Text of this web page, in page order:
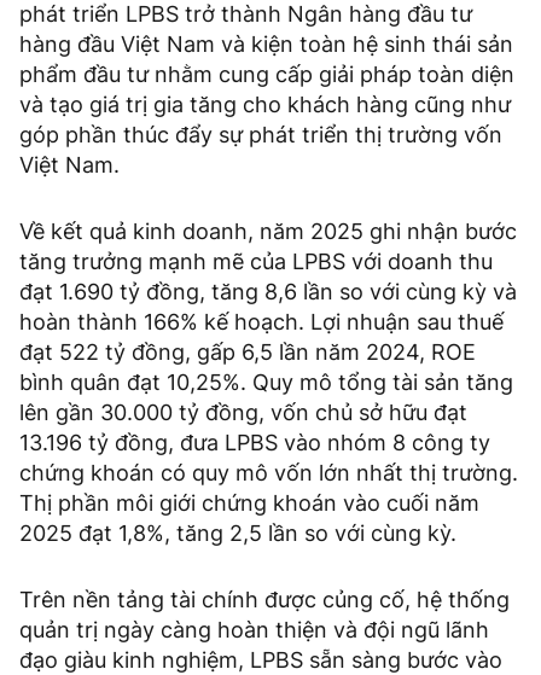
phát triển LPBS trở thành Ngân hàng đầu tư
hàng đầu Việt Nam và kiện toàn hệ sinh thái sản
phẩm đầu tư nhằm cung cấp giải pháp toàn diện
và tạo giá trị gia tăng cho khách hàng cũng như
góp phần thúc đẩy sự phát triển thị trường vốn
Việt Nam.
Về kết quả kinh doanh, năm 2025 ghi nhận bước
tăng trưởng mạnh mẽ của LPBS với doanh thu
đạt 1.690 tỷ đồng, tăng 8,6 lần so với cùng kỳ và
hoàn thành 166% kế hoạch. Lợi nhuận sau thuế
đạt 522 tỷ đồng, gấp 6,5 lần năm 2024, ROE
bình quân đạt 10,25%. Quy mô tổng tài sản tăng
lên gần 30.000 tỷ đồng, vốn chủ sở hữu đạt
13.196 tỷ đồng, đưa LPBS vào nhóm 8 công ty
chứng khoán có quy mô vốn lớn nhất thị trường.
Thị phần môi giới chứng khoán vào cuối năm
2025 đạt 1,8%, tăng 2,5 lần so với cùng kỳ.
Trên nền tảng tài chính được củng cố, hệ thống
quản trị ngày càng hoàn thiện và đội ngũ lãnh
đạo giàu kinh nghiệm, LPBS sẵn sàng bước vào